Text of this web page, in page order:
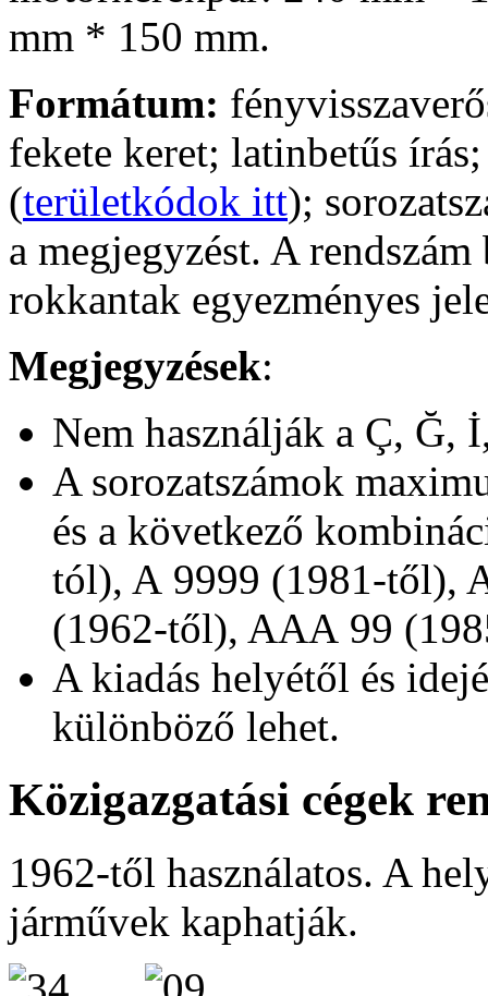
mm * 150 mm.
Formátum:
fekete keret; latinbetűs
(területkódok itt);
a megjegyzést. A
rokkantak egyezményes
Megjegyzések:
Nem használják a Ç, Ğ,
A sorozatszámok
és a következő
tól), A 9999 (1981-től),
(1962-től), AAA 99
A kiadás helyétől és
különböző lehet.
Közigazgatási cégek
1962-től használatos. A
járművek kaphatják.